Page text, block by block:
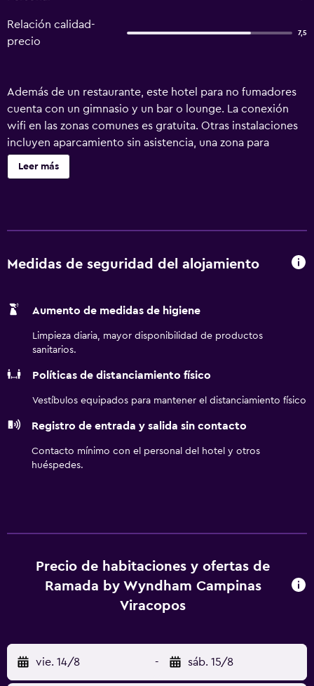
Relación calidad-
precio
7,5
Además de un restaurante, este hotel para no fumadores
cuenta con un gimnasio y un bar o lounge. La conexión
wifi en las zonas comunes es gratuita. Otras instalaciones
incluyen aparcamiento sin asistencia, una zona para
conferencias y servicios de conserjería. Se ofrece servicio
de cambio de toallas a petición. Ramada Campinas
personal gratuitos y secador de pelo. Este hotel en
servicio de limpieza todos los días. Los servicios de ocio y
practicar las actividades de ocio y esparcimiento que se
alojamiento (es posible que se aplique un recargo).
Leer más
Medidas de seguridad del alojamiento
Aumento de medidas de higiene
Limpieza diaria, mayor disponibilidad de productos
sanitarios.
Políticas de distanciamiento físico
Vestíbulos equipados para mantener el distanciamiento físico
Registro de entrada y salida sin contacto
Contacto mínimo con el personal del hotel y otros
huéspedes.
Precio de habitaciones y ofertas de
Ramada by Wyndham Campinas
Viracopos
vie. 14/8 - sáb. 15/8